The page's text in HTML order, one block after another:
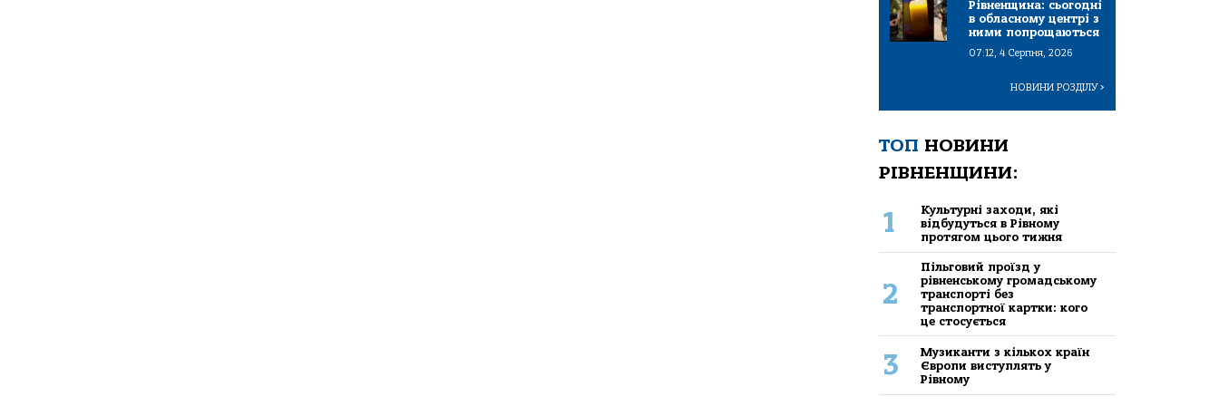
Рівненщина: сьогодні
в обласному центрі з
ними попрощаються
07:12, 4 Серпня, 2026
НОВИНИ РОЗДІЛУ>
ТОП НОВИНИ
РІВНЕНЩИНИ:
1
Культурні заходи, які
відбудуться в Рівному
протягом цього тижня
2
Пільговий проїзд у
рівненському громадському
транспорті без
транспортної картки: кого
це стосується
3
Музиканти з кількох країн
Європи виступлять у
Рівному